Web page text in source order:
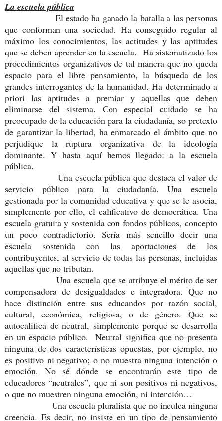
La escuela pública
El estado ha ganado la batalla a las personas
que conforman una sociedad. Ha conseguido regular al
máximo los conocimientos, las actitudes y las aptitudes
que se deben aprender en la escuela. Ha sistematizado los
procedimientos organizativos de tal manera que no queda
espacio para el libre pensamiento, la búsqueda de los
grandes interrogantes de la humanidad. Ha determinado a
priori las aptitudes a premiar y aquellas que deben
eliminarse del sistema. Con especial cuidado se ha
preocupado de la educación para la ciudadanía, so pretexto
de garantizar la libertad, ha enmarcado el ámbito que no
perjudique la ruptura organizativa de la ideología
dominante. Y hasta aquí hemos llegado: a la escuela
pública.
Una escuela pública que destaca el valor de
servicio público para la ciudadanía. Una escuela
gestionada por la comunidad educativa y que se le asocia,
simplemente por ello, el calificativo de democrática. Una
escuela gratuita y sostenida con fondos públicos, concepto
un poco contradictorio. Sería más sencillo decir una
escuela sostenida con las aportaciones de los
contribuyentes, al servicio de todas las personas, incluidas
aquellas que no tributan.
Una escuela que se atribuye el mérito de ser
compensadora de desigualdades e integradora. Que no
hace distinción entre sus educandos por razón social,
cultural, económica, religiosa, o de género. Que se
autocalifica de neutral, simplemente porque se desarrolla
en un espacio público. Neutral significa que no presenta
ninguna de dos características opuestas, por ejemplo, no
es positivo ni negativo; o no muestra ninguna intención o
emoción. No sé dónde se encontrarán este tipo de
educadores “neutrales”, que ni son positivos ni negativos,
o que no muestren ninguna emoción, ni intención…
Una escuela pluralista que no inculca ninguna
creencia. Es decir, no insiste en un tipo de pensamiento